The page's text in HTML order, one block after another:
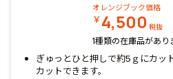
オレンジブック価格
￥4,500 税抜
1種類の在庫品があり
ぎゅっとひと押しで約5ｇにカッ
カットできます。